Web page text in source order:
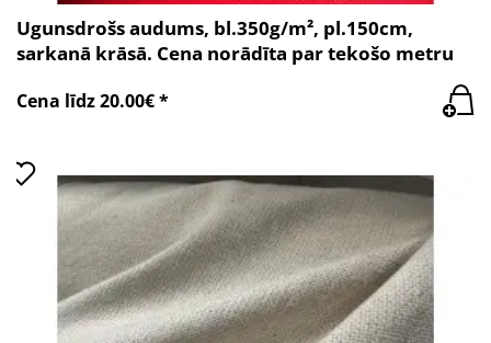
Ugunsdrošs audums, bl.350g/m², pl.150cm,
sarkanā krāsā. Cena norādīta par tekošo metru
Cena līdz 20.00€ *